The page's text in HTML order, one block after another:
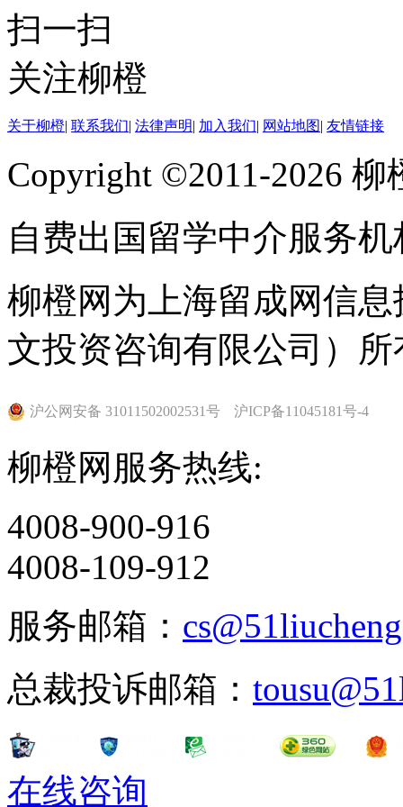
扫一扫
关注柳橙
关于柳橙| 联系我们| 法律声明| 加入我们| 网站地图| 友情链接
Copyright ©2011-2026
自费出国留学中介服务
柳橙网为上海留成网信
文投资咨询有限公司）所
沪公网安备 31011502002531号 沪ICP备11045181号-4
柳橙网服务热线:
4008-900-916
4008-109-912
服务邮箱：
总裁投诉邮箱：
在线咨询